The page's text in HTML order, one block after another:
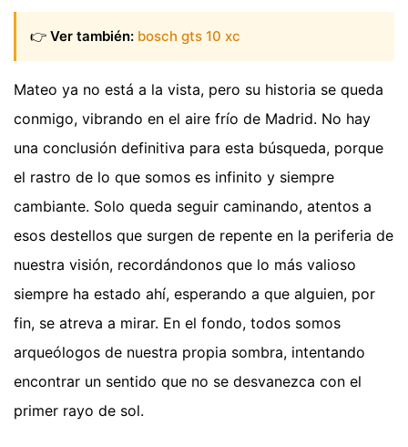
👉 Ver también: bosch gts 10 xc
Mateo ya no está a la vista, pero su historia se queda
conmigo, vibrando en el aire frío de Madrid. No hay
una conclusión definitiva para esta búsqueda, porque
el rastro de lo que somos es infinito y siempre
cambiante. Solo queda seguir caminando, atentos a
esos destellos que surgen de repente en la periferia de
nuestra visión, recordándonos que lo más valioso
siempre ha estado ahí, esperando a que alguien, por
fin, se atreva a mirar. En el fondo, todos somos
arqueólogos de nuestra propia sombra, intentando
encontrar un sentido que no se desvanezca con el
primer rayo de sol.